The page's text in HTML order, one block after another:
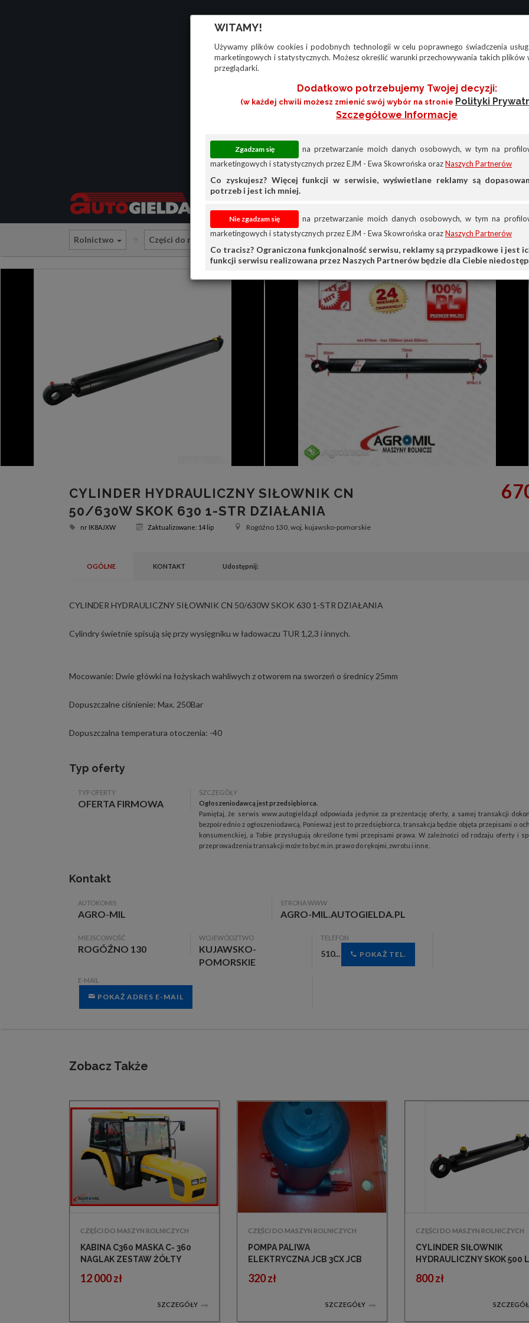
WITAMY!
Używamy plików cookies i podobnych technologii w celu poprawnego świadczenia
marketingowych i statystycznych. Możesz określić warunki przechowywania takich plików
przeglądarki.
Dodatkowo potrzebujemy Twojej decyzji:
(w każdej chwili możesz zmienić swój wybór na stronie Polityki
Szczegółowe Informacje
na przetwarzanie moich danych osobowych, w tym na
marketingowych i statystycznych przez EJM - Ewa Skowrońska orazNaszych Partnerów
Co zyskujesz? Więcej funkcji w serwisie, wyświetlane reklamy są
potrzeb i jest ich mniej.
na przetwarzanie moich danych osobowych, w tym na
marketingowych i statystycznych przez EJM - Ewa Skowrońska orazNaszych Partnerów
Co tracisz? Ograniczona funkcjonalność serwisu, reklamy są przypadkowe i jest
funkcji serwisu realizowana przez Naszych Partnerów będzie dla Ciebie
Rolnictwo Części do maszyn rolniczych Sprzedam Inne
CYLINDER HYDRAULICZNY SIŁOWNIK CN
50/630W SKOK 630 1-STR DZIAŁANIA
nr IK8AJXW Zaktualizowane: 14 lip Rogóźno 130, woj. kujawsko-pomorskie
OGÓLNE KONTAKT Udostępnij:
CYLINDER HYDRAULICZNY SIŁOWNIK CN 50/630W SKOK 630 1-STR DZIAŁANIA
Cylindry świetnie spisują się przy wysięgniku w ładowaczu TUR 1,2,3 i innych.
Mocowanie: Dwie główki na łożyskach wahliwych z otworem na sworzeń o średnicy 25mm
Dopuszczalne ciśnienie: Max. 250Bar
Dopuszczalna temperatura otoczenia: -40
Typ oferty
TYP OFERTY
OFERTA FIRMOWA
SZCZEGÓŁY
Ogłoszeniodawcą jest przedsiębiorca.
Pamiętaj, że serwis www.autogielda.pl odpowiada jedynie za prezentację oferty, a samej transakcji
bezpośrednio z ogłoszeniodawcą. Ponieważ jest to przedsiębiorca, transakcja będzie objęta przepisami o
konsumenckiej, a Tobie przysługują określone tymi przepisami prawa. W zależności od rodzaju oferty i
przeprowadzenia transakcji może to być m.in. prawo do rękojmi, zwrotu i inne.
Kontakt
AUTOKOMIS
AGRO-MIL
STRONA WWW
AGRO-MIL.AUTOGIELDA.PL
MIEJSCOWOŚĆ
ROGÓŹNO 130
WOJEWÓDZTWO
KUJAWSKO-
POMORSKIE
TELEFON
510... POKAŻ TEL.
E-MAIL
POKAŻ ADRES E-MAIL
Zobacz Także
CZĘŚCI DO MASZYN ROLNICZYCH
KABINA C360 MASKA C- 360
NAGLAK ZESTAW ŻÓŁTY
12 000 zł
SZCZEGÓŁY
CZĘŚCI DO MASZYN ROLNICZYCH
POMPA PALIWA
ELEKTRYCZNA JCB 3CX JCB
320 zł
SZCZEGÓŁY
CZĘŚCI DO MASZYN ROLNICZYCH
CYLINDER SIŁOWNIK
HYDRAULICZNY SKOK 500 L
800 zł